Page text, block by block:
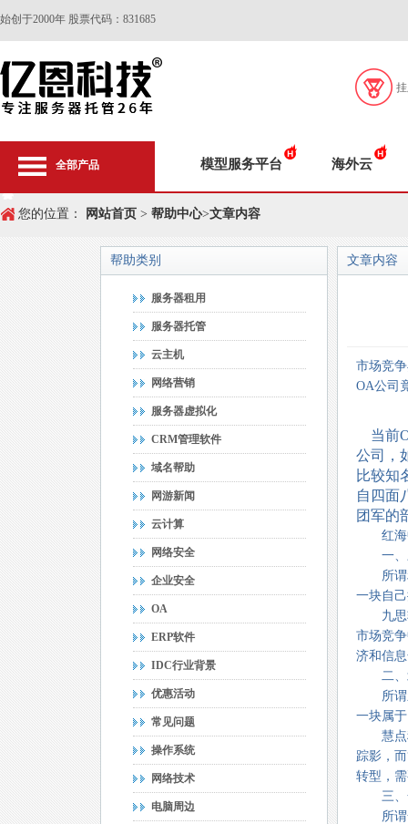
始创于2000年 股票代码：831685
全部产品 模型服务平台 海外云
您的位置： 网站首页 > 帮助中心>文章内容
帮助类别
服务器租用
服务器托管
云主机
网络营销
服务器虚拟化
CRM管理软件
域名帮助
网游新闻
云计算
网络安全
企业安全
OA
ERP软件
IDC行业背景
优惠活动
常见问题
操作系统
网络技术
电脑周边
文章内容
市场竞
OA公司
当前
公司，
比较知
自四面
团军的
红海中
一、
所谓利
一块自
九思软
市场竞
济和信
二、
所谓新
一块属
慧点科
踪影，
转型，
三、
所谓全